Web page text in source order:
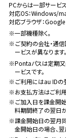
PCからは一部サービ
対応OS：Windows/
対応ブラウザ：
※一部機種除く。
※ご契約の会社・通信回線・機種によって、お使いになれるアプリ・コンテンツやサ
ービスが異なります
※Pontaパスは定期又は不定期に内容の異なる様々なクーポン等を提供するサ
ービスです。
※ご利用にはau ID
※お支払方法はご利
※ご加入日を課金開始日とします。ただし、30日間無料が適用される場合には無
料期間終了の翌日
※課金開始日の翌月同日が次の課金日となり、以降毎月同日(29日～31日が課
金開始日の場合、